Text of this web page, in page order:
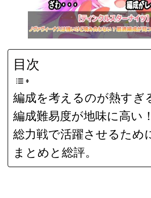
目次
編成を考えるのが熱すぎ
編成難易度が地味に高い！
総力戦で活躍させるため
まとめと総評。